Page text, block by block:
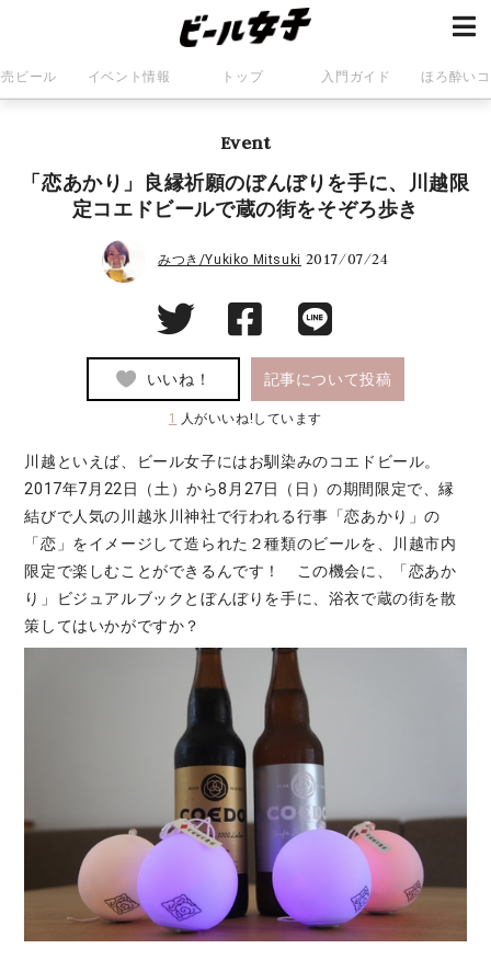
ビール イベント情報 トップ 入門ガイド ほろ酔い
Event
「恋あかり」良縁祈願のぼんぼりを手に、川越限
定コエドビールで蔵の街をそぞろ歩き
みつき/Yukiko Mitsuki 2017/07/24
いいね！ 記事について投稿
1 人がいいね!しています
川越といえば、ビール女子にはお馴染みのコエドビール。
2017年7月22日（土）から8月27日（日）の期間限定で、縁
結びで人気の川越氷川神社で行われる行事「恋あかり」の
「恋」をイメージして造られた２種類のビールを、川越市内
限定で楽しむことができるんです！ この機会に、「恋あか
り」ビジュアルブックとぼんぼりを手に、浴衣で蔵の街を散
策してはいかがですか？